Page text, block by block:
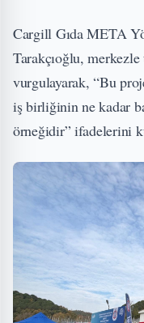
Cargill Gıda META
Tarakçıoğlu, merkezle
vurgulayarak, “Bu
iş birliğinin ne kadar
örneğidir” ifadelerini